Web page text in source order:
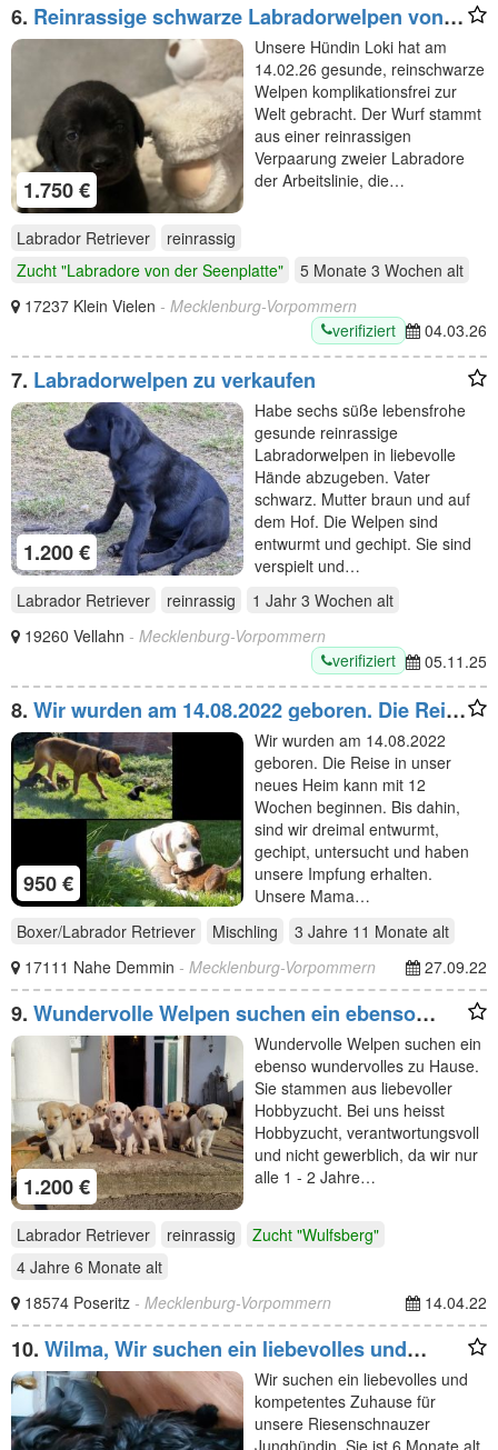
6. Reinrassige schwarze Labradorwelpen von
der Mecklenburger Seenplatte
1.750 €
Unsere Hündin Loki hat am
14.02.26 gesunde, reinschwarze
Welpen komplikationsfrei zur
Welt gebracht. Der Wurf stammt
aus einer reinrassigen
Verpaarung zweier Labradore
der Arbeitslinie, die…
Labrador Retriever
reinrassig
Zucht "Labradore von der Seenplatte"
5 Monate 3 Wochen alt
17237 Klein Vielen - Mecklenburg-Vorpommern
verifiziert
04.03.26
7. Labradorwelpen zu verkaufen
1.200 €
Habe sechs süße lebensfrohe
gesunde reinrassige
Labradorwelpen in liebevolle
Hände abzugeben. Vater
schwarz. Mutter braun und auf
dem Hof. Die Welpen sind
entwurmt und gechipt. Sie sind
verspielt und…
Labrador Retriever
reinrassig 1 Jahr 3 Wochen alt
19260 Vellahn - Mecklenburg-Vorpommern
verifiziert
05.11.25
8. Wir wurden am 14.08.2022 geboren. Die Reise
in unser
950 €
Wir wurden am 14.08.2022
geboren. Die Reise in unser
neues Heim kann mit 12
Wochen beginnen. Bis dahin,
sind wir dreimal entwurmt,
gechipt, untersucht und haben
unsere Impfung erhalten.
Unsere Mama…
Boxer/Labrador Retriever
Mischling 3 Jahre 11 Monate alt
17111 Nahe Demmin - Mecklenburg-Vorpommern 27.09.22
9. Wundervolle Welpen suchen ein ebenso
wundervolles zu
1.200 €
Wundervolle Welpen suchen ein
ebenso wundervolles zu Hause.
Sie stammen aus liebevoller
Hobbyzucht. Bei uns heisst
Hobbyzucht, verantwortungsvoll
und nicht gewerblich, da wir nur
alle 1 - 2 Jahre…
Labrador Retriever reinrassig
Zucht "Wulfsberg"
4 Jahre 6 Monate alt
18574 Poseritz - Mecklenburg-Vorpommern 14.04.22
10. Wilma, Wir suchen ein liebevolles und
kompetentes
Wir suchen ein liebevolles und
kompetentes Zuhause für
unsere Riesenschnauzer
Junghündin. Sie ist 6 Monate alt,